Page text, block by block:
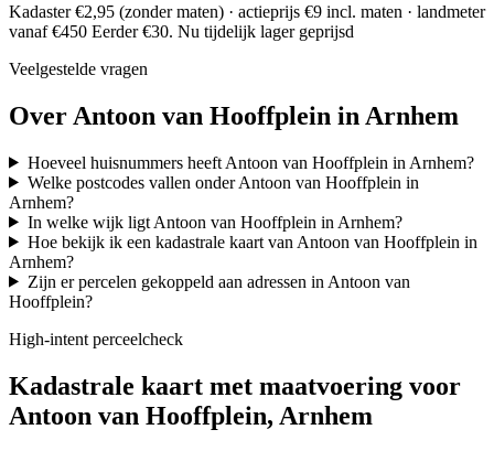
Kadaster €2,95 (zonder maten) · actieprijs €9 incl. maten · landmeter
vanaf €450 Eerder €30. Nu tijdelijk lager geprijsd
Veelgestelde vragen
Over Antoon van Hooffplein in Arnhem
Hoeveel huisnummers heeft Antoon van Hooffplein in Arnhem?
Welke postcodes vallen onder Antoon van Hooffplein in
Arnhem?
In welke wijk ligt Antoon van Hooffplein in Arnhem?
Hoe bekijk ik een kadastrale kaart van Antoon van Hooffplein in
Arnhem?
Zijn er percelen gekoppeld aan adressen in Antoon van
Hooffplein?
High-intent perceelcheck
Kadastrale kaart met maatvoering voor
Antoon van Hooffplein, Arnhem